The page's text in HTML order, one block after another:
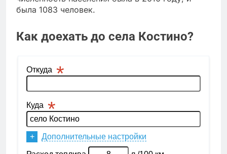
была 1083 человек.
Как доехать до села Костино?